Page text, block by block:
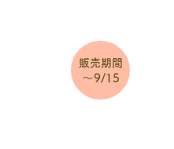
販売期間
～9/15